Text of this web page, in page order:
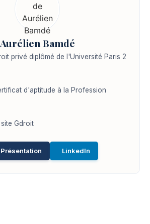
Aurélien Bamdé
privé diplômé de l'Université Paris 2
d'aptitude à la Profession
Gdroit
LinkedIn